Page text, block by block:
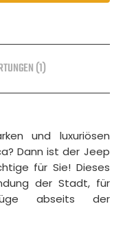
(1)
und luxuriösen
Dann ist der Jeep
für Sie! Dieses
der Stadt, für
abseits der